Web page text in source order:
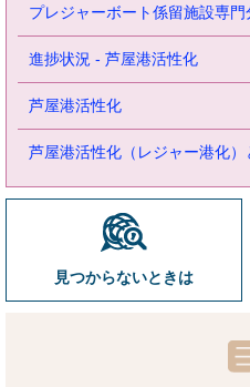
プレジャーボート係留施設専
進捗状況 - 芦屋港活性化
芦屋港活性化
芦屋港活性化（レジャー港化
見つからないときは